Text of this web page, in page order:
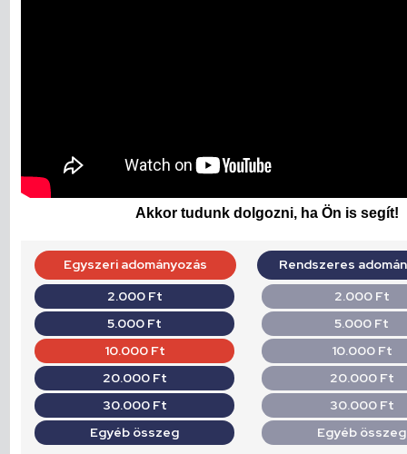
Akkor tudunk dolgozni, ha Ön is segít!